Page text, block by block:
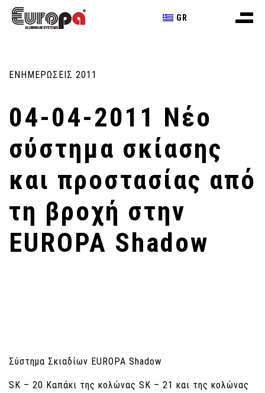
GR
ΕΝΗΜΕΡΩΣΕΙΣ 2011
04-04-2011 Νέο
σύστημα σκίασης
και προστασίας από
τη βροχή στην
EUROPA Shadow
Σύστημα Σκιαδίων EUROPA Shadow
SK – 20 Καπάκι της κολώνας SK – 21 και της κολώνας